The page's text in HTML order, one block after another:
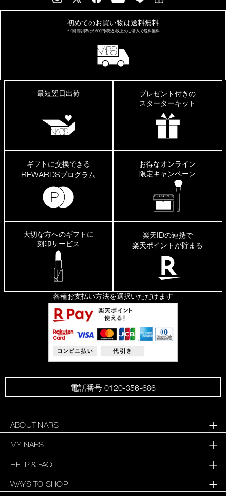
初めてのお買い物は送料無料
＊2回目以降は5,500円(税込)以上のご購入で送料無料
最短翌日出荷
プレゼント付きの
スターターキット
ギフトに交換できる
REWARDSプログラム
お得なオンライン
限定キャンペーン
大切な方へのギフトに
刻印サービス
楽天IDの連携で
楽天ポイントが貯まる
各種お支払い方法を選択いただけます
電話番号 0120-356-686
ABOUT NARS
MY NARS
HELP & FAQ
WAYS TO SHOP